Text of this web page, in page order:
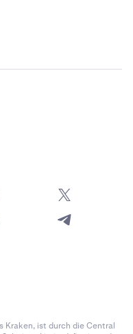
Kraken, ist durch die Central